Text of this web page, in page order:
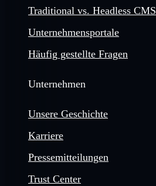
Traditional vs. Headless CMS
Unternehmensportale
Häufig gestellte Fragen
Unternehmen
Unsere Geschichte
Karriere
Pressemitteilungen
Trust Center